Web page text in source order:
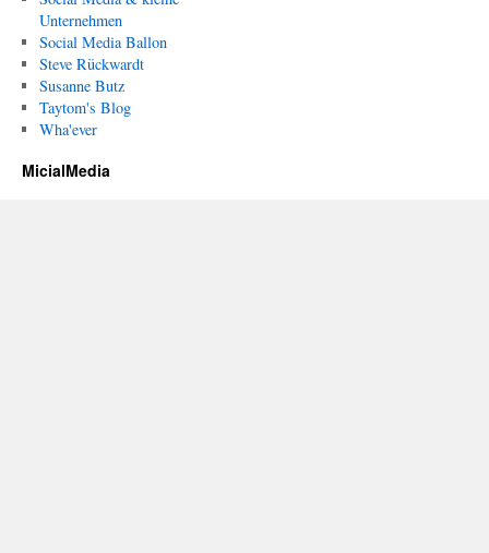
Unternehmen
Social Media Ballon
Steve Rückwardt
Susanne Butz
Taytom's Blog
Wha'ever
MicialMedia